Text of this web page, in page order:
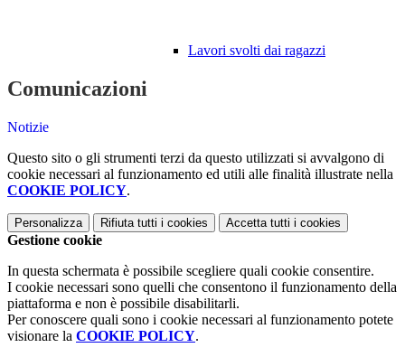
Lavori svolti dai ragazzi
Comunicazioni
Notizie
Questo sito o gli strumenti terzi da questo utilizzati si avvalgono di
cookie necessari al funzionamento ed utili alle finalità illustrate nella
COOKIE POLICY.
Personalizza Rifiuta tutti i cookies Accetta tutti i cookies
Gestione cookie
In questa schermata è possibile scegliere quali cookie consentire.
I cookie necessari sono quelli che consentono il funzionamento della
piattaforma e non è possibile disabilitarli.
Per conoscere quali sono i cookie necessari al funzionamento potete
visionare la COOKIE POLICY.